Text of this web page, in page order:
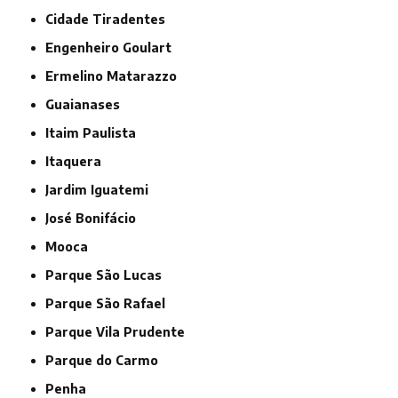
Cidade Tiradentes
Engenheiro Goulart
Ermelino Matarazzo
Guaianases
Itaim Paulista
Itaquera
Jardim Iguatemi
José Bonifácio
Mooca
Parque São Lucas
Parque São Rafael
Parque Vila Prudente
Parque do Carmo
Penha